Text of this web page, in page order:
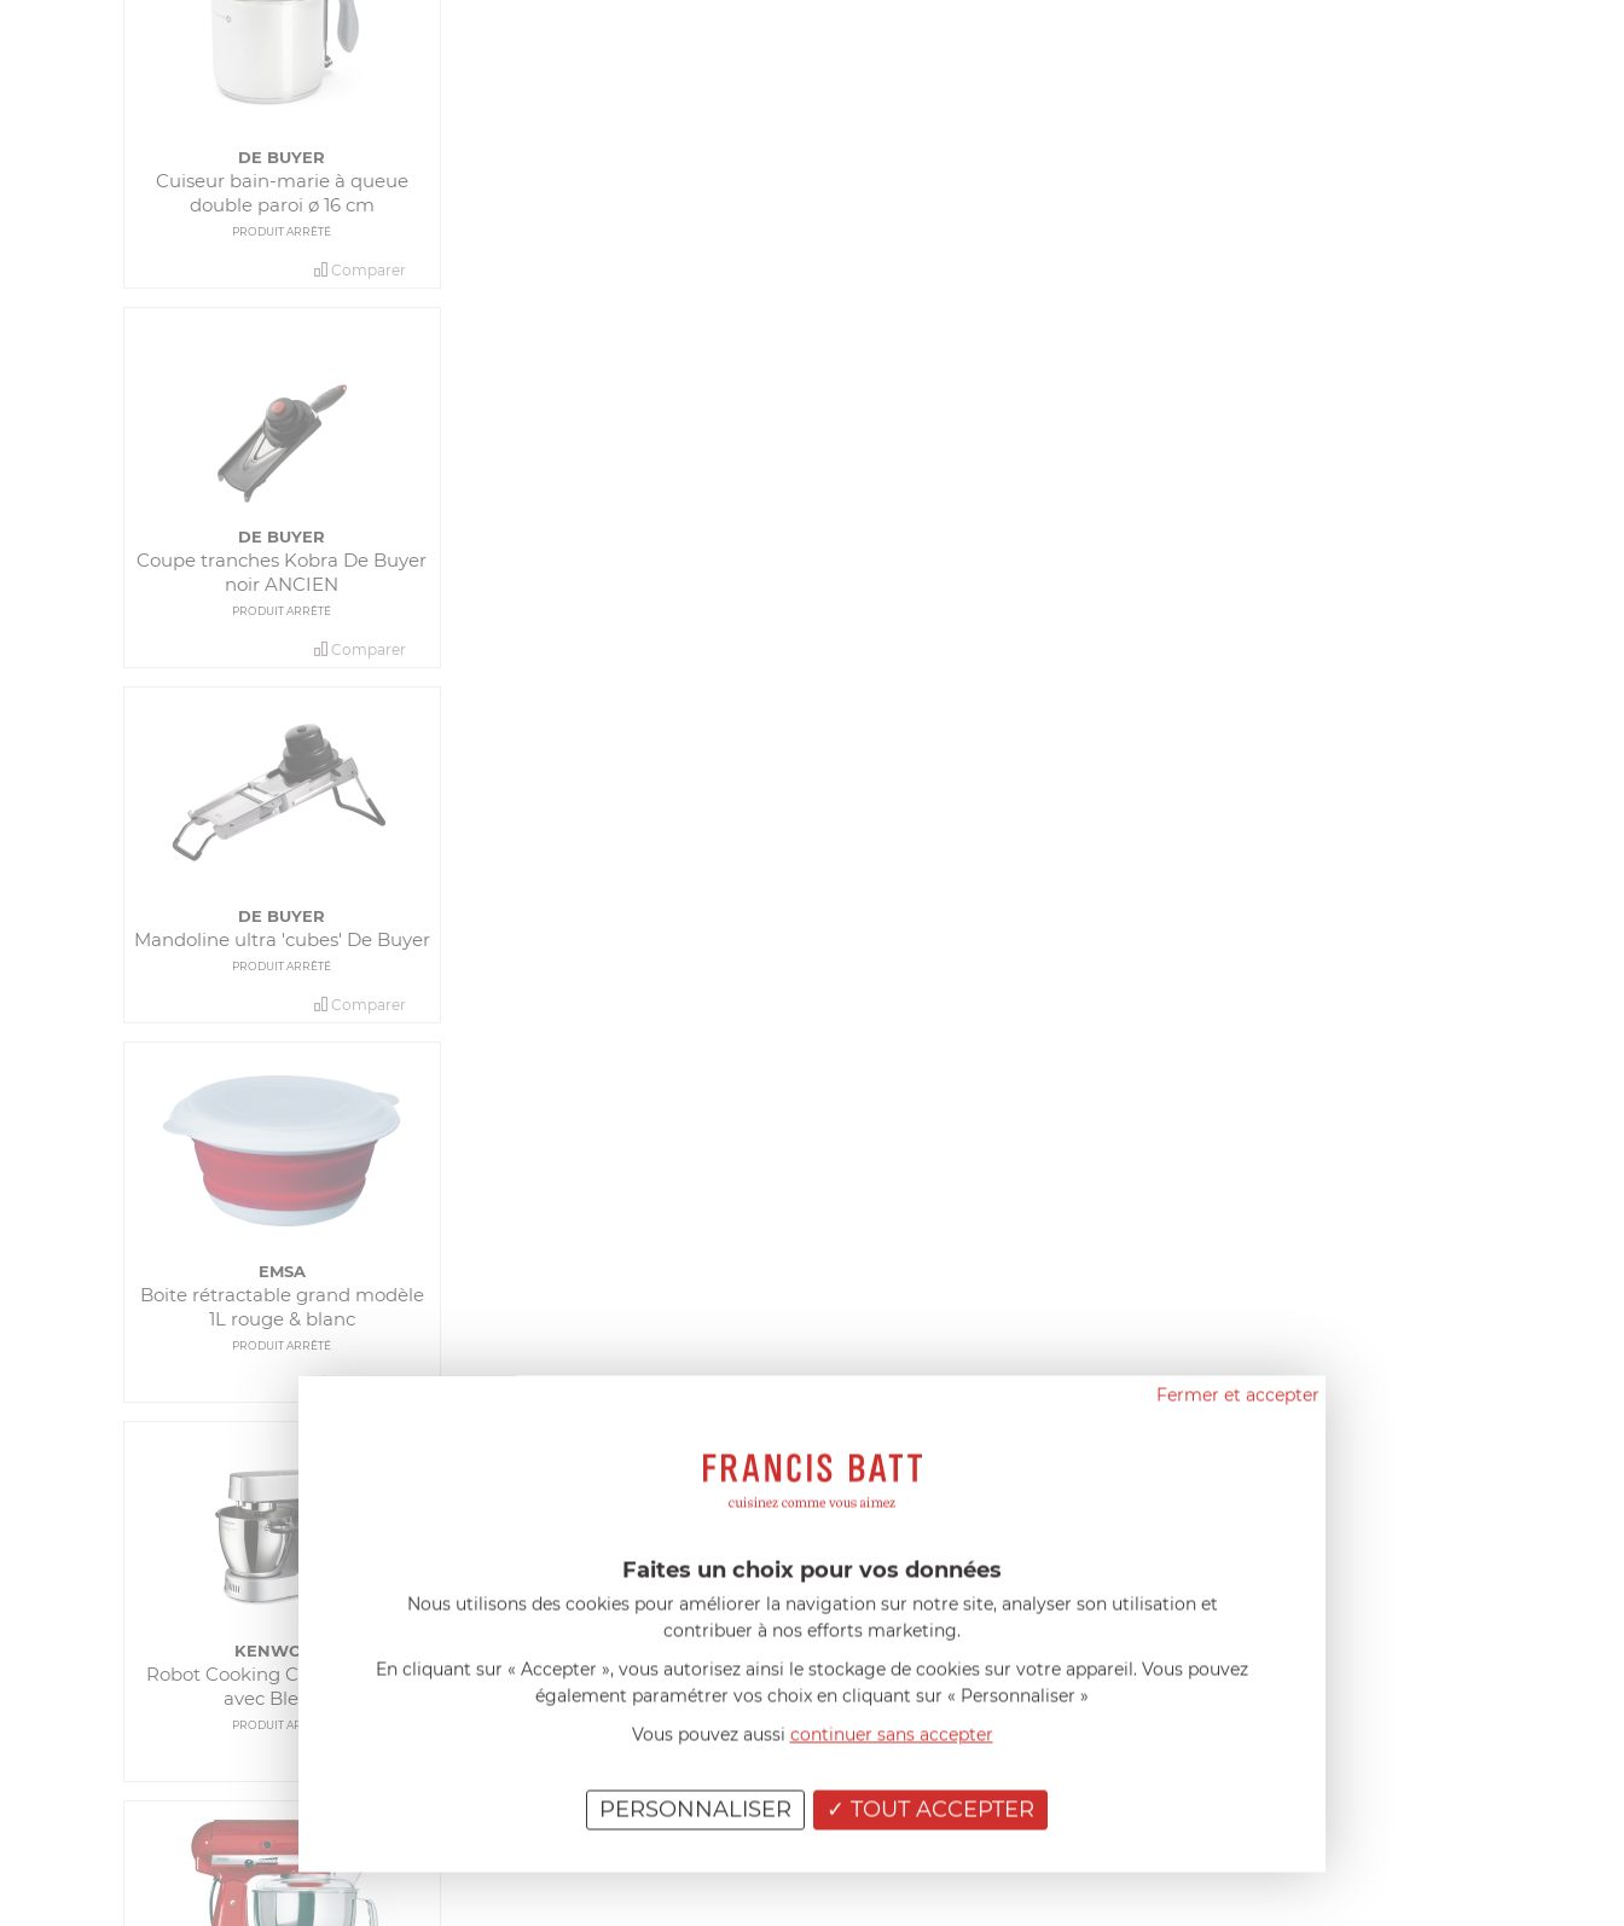
DE BUYER
Cuiseur bain-marie à queue
double paroi ø 16 cm
PRODUIT ARRÊTÉ
Comparer
DE BUYER
Coupe tranches Kobra De Buyer
noir ANCIEN
PRODUIT ARRÊTÉ
Comparer
DE BUYER
Mandoline ultra 'cubes' De Buyer
PRODUIT ARRÊTÉ
Comparer
EMSA
Boite rétractable grand modèle
1L rouge & blanc
PRODUIT ARRÊTÉ
KENWOOD
Robot Cooking Chef Kenwood
avec Blender
PRODUIT ARRÊTÉ
Fermer et accepter
Faites un choix pour vos données
Nous utilisons des cookies pour améliorer la navigation sur notre site, analyser son utilisation et
contribuer à nos efforts marketing.
En cliquant sur « Accepter », vous autorisez ainsi le stockage de cookies sur votre appareil. Vous pouvez
également paramétrer vos choix en cliquant sur « Personnaliser »
Vous pouvez aussi continuer sans accepter
TOUT ACCEPTER
PERSONNALISER